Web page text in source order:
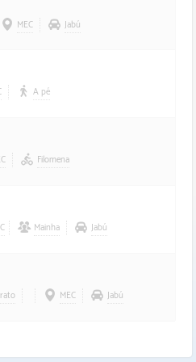
MEC Jabú
A pé
Filomena
Mainha Jabú
MEC Jabú